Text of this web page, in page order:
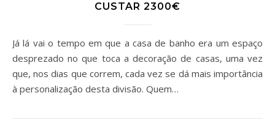
CUSTAR 2300€
Já lá vai o tempo em que a casa de banho era um espaço
desprezado no que toca a decoração de casas, uma vez
que, nos dias que correm, cada vez se dá mais importância
à personalização desta divisão. Quem…